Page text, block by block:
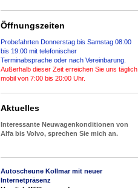
Öffnungszeiten
Probefahrten Donnerstag bis Samstag 08:00
bis 19:00 mit telefonischer
Terminabsprache oder nach Vereinbarung.
Außerhalb dieser Zeit erreichen Sie uns täglich
mobil von 7:00 bis 20:00 Uhr.
Aktuelles
Interessante Neuwagenkonditionen von
Alfa bis Volvo, sprechen Sie mich an.
Autoscheune Kollmar mit neuer
Internetpräsenz